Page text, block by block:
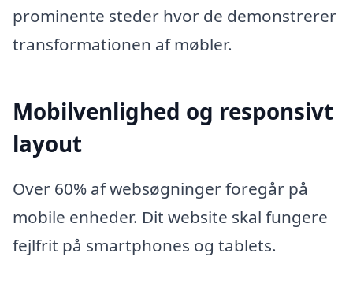
prominente steder hvor de demonstrerer
transformationen af møbler.
Mobilvenlighed og responsivt
layout
Over 60% af websøgninger foregår på
mobile enheder. Dit website skal fungere
fejlfrit på smartphones og tablets.